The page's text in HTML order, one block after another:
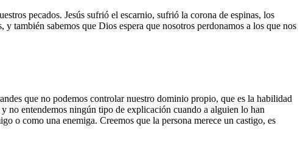
pecados. Jesús sufrió el escarnio, sufrió la corona de espinas, los
también sabemos que Dios espera que nosotros perdonamos a los que nos
que no podemos controlar nuestro dominio propio, que es la habilidad
no entendemos ningún tipo de explicación cuando a alguien lo han
o como una enemiga. Creemos que la persona merece un castigo, es